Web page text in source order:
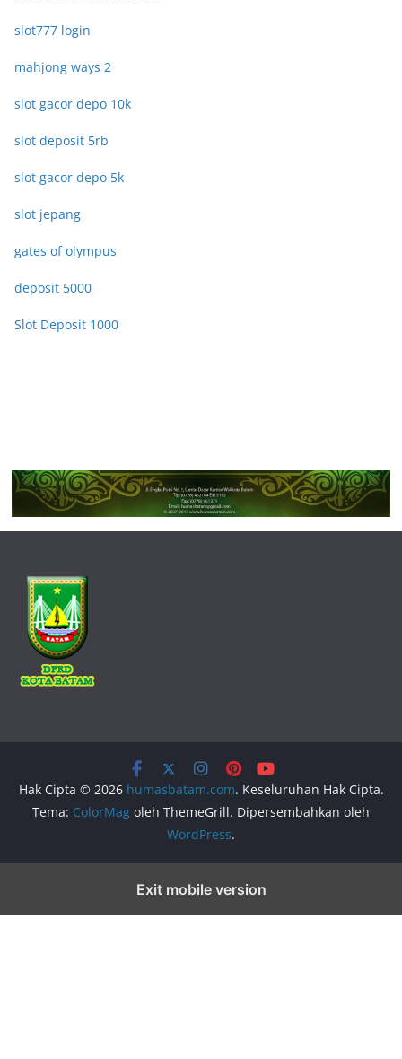
slot777 login
mahjong ways 2
slot gacor depo 10k
slot deposit 5rb
slot gacor depo 5k
slot jepang
gates of olympus
deposit 5000
Slot Deposit 1000
Hak Cipta © 2026 humasbatam.com. Keseluruhan Hak Cipta.
Tema: ColorMag oleh ThemeGrill. Dipersembahkan oleh
WordPress.
Exit mobile version